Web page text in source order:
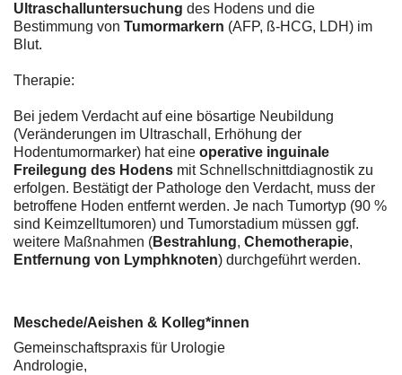
Ultraschalluntersuchung des Hodens und die
Bestimmung von Tumormarkern (AFP, ß-HCG, LDH) im
Blut.
Therapie:
Bei jedem Verdacht auf eine bösartige Neubildung
(Veränderungen im Ultraschall, Erhöhung der
Hodentumormarker) hat eine operative inguinale
Freilegung des Hodens mit Schnellschnittdiagnostik zu
erfolgen. Bestätigt der Pathologe den Verdacht, muss der
betroffene Hoden entfernt werden. Je nach Tumortyp (90 %
sind Keimzelltumoren) und Tumorstadium müssen ggf.
weitere Maßnahmen (Bestrahlung, Chemotherapie,
Entfernung von Lymphknoten) durchgeführt werden.
Meschede/Aeishen & Kolleg*innen
Gemeinschaftspraxis für Urologie
Andrologie,